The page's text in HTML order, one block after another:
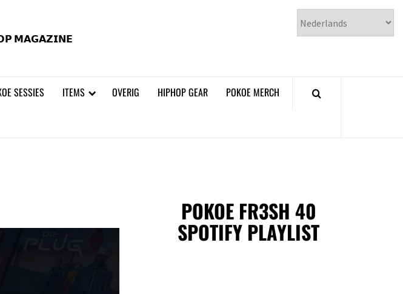
𝗣𝗢𝗞𝗢𝗘 𝗛𝗜𝗣𝗛𝗢𝗣
𝗠𝗔𝗚𝗔𝗭𝗜𝗡𝗘
SESSIES ITEMS OVERIG HIPHOP GEAR POKOE MERCH
POKOE FR3SH 40
SPOTIFY PLAYLIST